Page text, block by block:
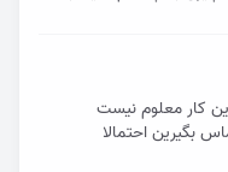
کار معلوم نیست
بگیرین احتمالا